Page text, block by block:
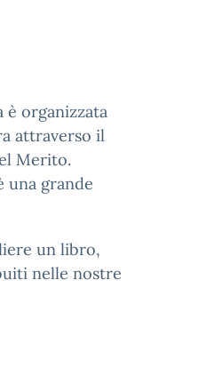
è organizzata
attraverso il
Merito.
una grande
un libro,
nelle nostre